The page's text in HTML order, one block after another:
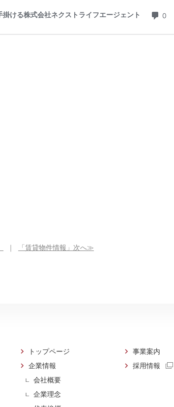
｜ 「賃貸物件情報」次へ≫
トップページ
企業情報
会社概要
企業理念
事業案内
採用情報